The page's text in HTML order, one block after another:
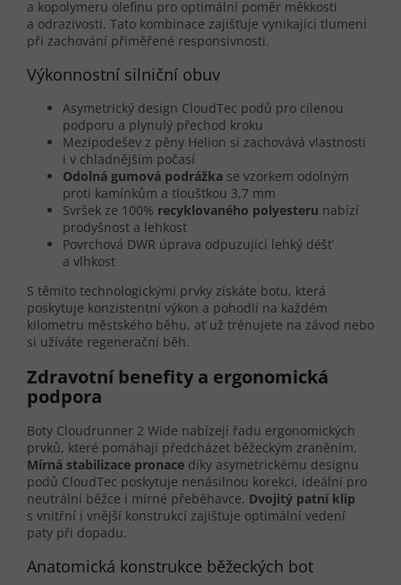
a kopolymeru olefinu pro optimální poměr měkkosti
a odrazivosti. Tato kombinace zajišťuje vynikající tlumení
při zachování přiměřené responsivnosti.
Výkonnostní silniční obuv
Asymetrický design CloudTec podů pro cílenou
podporu a plynulý přechod kroku
Mezipodešev z pěny Helion si zachovává vlastnosti
i v chladnějším počasí
Odolná gumová podrážka se vzorkem odolným
proti kamínkům a tloušťkou 3,7 mm
Svršek ze 100% recyklovaného polyesteru nabízí
prodyšnost a lehkost
Povrchová DWR úprava odpuzující lehký déšť
a vlhkost
S těmito technologickými prvky získáte botu, která
poskytuje konzistentní výkon a pohodlí na každém
kilometru městského běhu, ať už trénujete na závod nebo
si užíváte regenerační běh.
Zdravotní benefity a ergonomická
podpora
Boty Cloudrunner 2 Wide nabízejí řadu ergonomických
prvků, které pomáhají předcházet běžeckým zraněním.
Mírná stabilizace pronace díky asymetrickému designu
podů CloudTec poskytuje nenásilnou korekci, ideální pro
neutrální běžce i mírné přeběhavce. Dvojitý patní klip
s vnitřní i vnější konstrukcí zajišťuje optimální vedení
paty při dopadu.
Anatomická konstrukce běžeckých bot